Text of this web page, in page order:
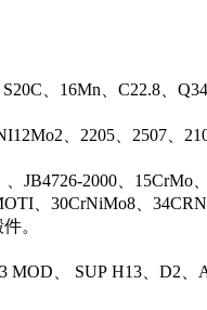
、16Mn、C22.8、
、2205、2507、
2000、15CrMo
、30CrNiMo8、
。
、 SUP H13、D2、